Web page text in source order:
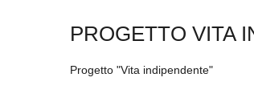
PROGETTO VITA
Progetto "Vita indipendente"